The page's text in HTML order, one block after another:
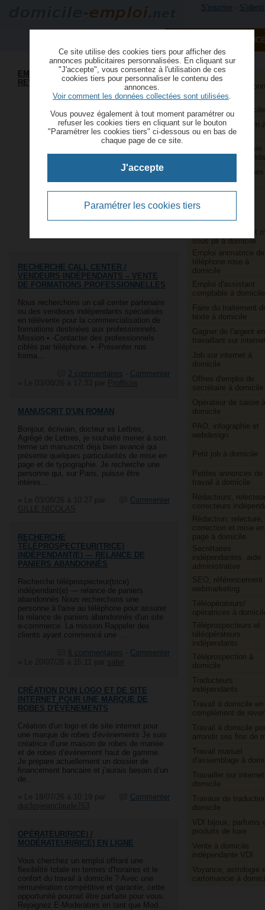
Ce site utilise des cookies tiers pour afficher des
annonces publicitaires personnalisées. En cliquant sur
"J'accepte", vous consentez à l'utilisation de ces
cookies tiers pour personnaliser le contenu des
annonces.
Voir comment les données collectées sont utilisées.
Vous pouvez également à tout moment paramétrer ou
refuser les cookies tiers en cliquant sur le bouton
"Paramétrer les cookies tiers" ci-dessous ou en bas de
chaque page de ce site.
J'accepte
Paramétrer les cookies tiers
S'inscrire -
PUBLIER UNE
Aide à domicile et
services à la
Aide ménagère et
repassage à domicile
Animatrice webcam
domicile
Assistants de saisie
comptable
Couture et
domicile
Couturières et
retoucheuses
indépendantes
Emballage,
conditionnement et
sous pli à domicile
Emploi animatrice de
téléphone rose à
domicile
Emploi d'assistant
comptable à domicile
Faire du traitement
texte à domicile
Gagner de l'argent en
travaillant sur
Job sur internet à
domicile
Offres d'emploi de
secrétaire à domicile
Opérateur de saisie à
domicile
PAO, infographie et
webdesign
Petit job à domicile
Petites annonces de
travail à domicile
Rédacteurs,
correcteurs
Rédaction, relecture,
correction et mise en
page à domicile
Secrétaires
indépendantes, aide
administrative
SEO, référencement
webmarketing
Téléopérateurs/​
opératrices à
Téléprospecteurs et
téléopérateurs
indépendants
Téléprospection à
domicile
Traducteurs
indépendants
Travail à domicile en
complément de
Travail à domicile
arrondir ses fins de
Travail manuel
d'assemblage à
Travailler sur
domicile
Travaux de
domicile
VDI bijoux, parfums
produits de luxe
Vente à domicile
indépendante VDI
Voyance, astrologie
cartomancie à
EMPLOI À DOMICILE, COMPLÉMENT DE
REVENU
RECHERCHE CALL CENTER /
VENDEURS INDÉPENDANTS – VENTE
DE FORMATIONS PROFESSIONNELLES
Nous recherchons un call center partenaire
ou des vendeurs indépendants spécialisés
en télévente pour la commercialisation de
formations destinées aux professionnels.
Mission • -Contacter des professionnels
ciblés par téléphone. • -Présenter nos
forma…
2 commentaires - Commenter
»
MANUSCRIT D'UN ROMAN
Bonjour, écrivain, docteur es Lettres,
Agrégé de Lettres, je souhaite mener à son
terme un manuscrit déjà bien avancé qui
présente quelques particularités de mise en
page et de typographie. Je recherche une
personne qui, sur Paris, puisse être
intéres…
Commenter
»
RECHERCHE
TÉLÉPROSPECTEUR(TRICE)
INDÉPENDANT(E) — RELANCE DE
PANIERS ABANDONNÉS
Recherche téléprospecteur(trice)
indépendant(e) — relance de paniers
abandonnés Nous recherchons une
personne à l'aise au téléphone pour assurer
la relance de paniers abandonnés d'un site
e-commerce. La mission Rappeler des
clients ayant commencé une …
6 commentaires - Commenter
»
CRÉATION D'UN LOGO ET DE SITE
INTERNET POUR UNE MARQUE DE
ROBES D'ÉVÈNEMENTS
Création d'un logo et de site internet pour
une marque de robes d'évènements Je suis
créatrice d’une maison de robes de mariée
et de robes d’événement haut de gamme.
Je prépare actuellement un dossier de
financement bancaire et j’aurais besoin d’un
de…
Commenter
»
OPÉRATEUR(RICE) /
MODÉRATEUR(RICE) EN LIGNE
Vous cherchez un emploi offrant une
flexibilité totale en termes d'horaires et le
confort du travail à domicile ? Avec une
rémunération compétitive et garantie, cette
opportunité pourrait être parfaite pour vous.
Rejoignez E-Moderators en tant que Mod…